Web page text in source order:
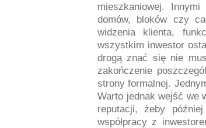
mieszkaniowej.
domów, bloków czy
widzenia klienta,
wszystkim inwestor
drogą znać się nie
zakończenie
strony formalnej.
Warto jednak wejść we
reputacji, żeby
współpracy z